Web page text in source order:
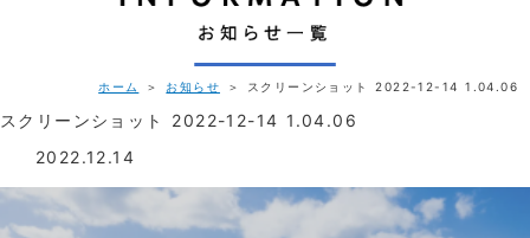
ホーム ＞ お知らせ ＞ スクリーンショット 2022-12-14 1.04.06
スクリーンショット 2022-12-14 1.04.06
2022.12.14